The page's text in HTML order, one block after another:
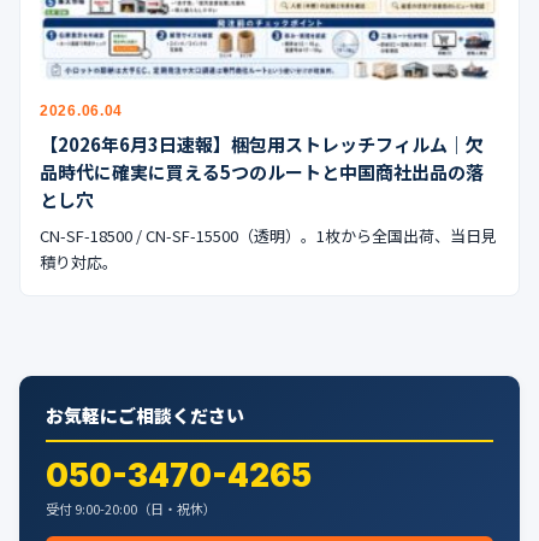
2026.06.04
【2026年6月3日速報】梱包用ストレッチフィルム｜欠
品時代に確実に買える5つのルートと中国商社出品の落
とし穴
CN-SF-18500 / CN-SF-15500（透明）。1枚から全国出荷、当日見
積り対応。
お気軽にご相談ください
050-3470-4265
受付 9:00-20:00（日・祝休）